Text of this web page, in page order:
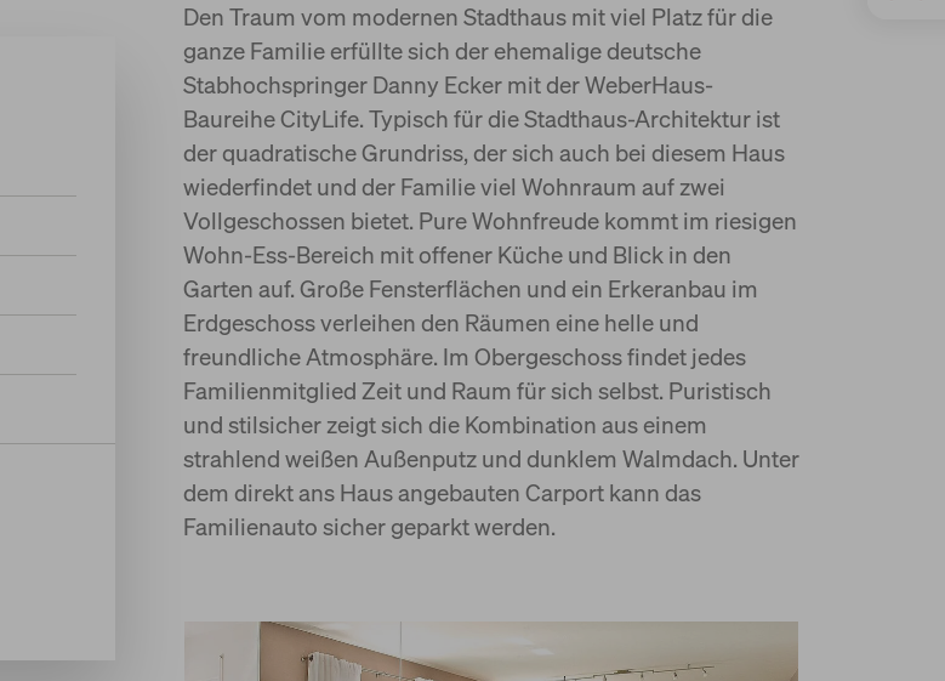
Den Traum vom modernen Stadthaus mit viel Platz für die
ganze Familie erfüllte sich der ehemalige deutsche
Stabhochspringer Danny Ecker mit der WeberHaus-
Baureihe CityLife. Typisch für die Stadthaus-Architektur ist
der quadratische Grundriss, der sich auch bei diesem Haus
wiederfindet und der Familie viel Wohnraum auf zwei
Vollgeschossen bietet. Pure Wohnfreude kommt im riesigen
Wohn-Ess-Bereich mit offener Küche und Blick in den
Garten auf. Große Fensterflächen und ein Erkeranbau im
Erdgeschoss verleihen den Räumen eine helle und
freundliche Atmosphäre. Im Obergeschoss findet jedes
Familienmitglied Zeit und Raum für sich selbst. Puristisch
und stilsicher zeigt sich die Kombination aus einem
strahlend weißen Außenputz und dunklem Walmdach. Unter
dem direkt ans Haus angebauten Carport kann das
Familienauto sicher geparkt werden.